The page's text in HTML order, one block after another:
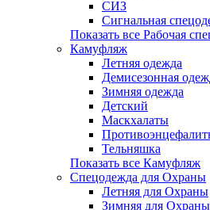
СИЗ
Сигнальная
Показать все Рабочая
Камуфляж
Летняя одежда
Демисезонная
Зимняя одежда
Детский
Маскхалаты
Тельняшка
Показать все Камуфляж
Спецодежда для Охраны
Летняя для Охраны
Зимняя для Охраны